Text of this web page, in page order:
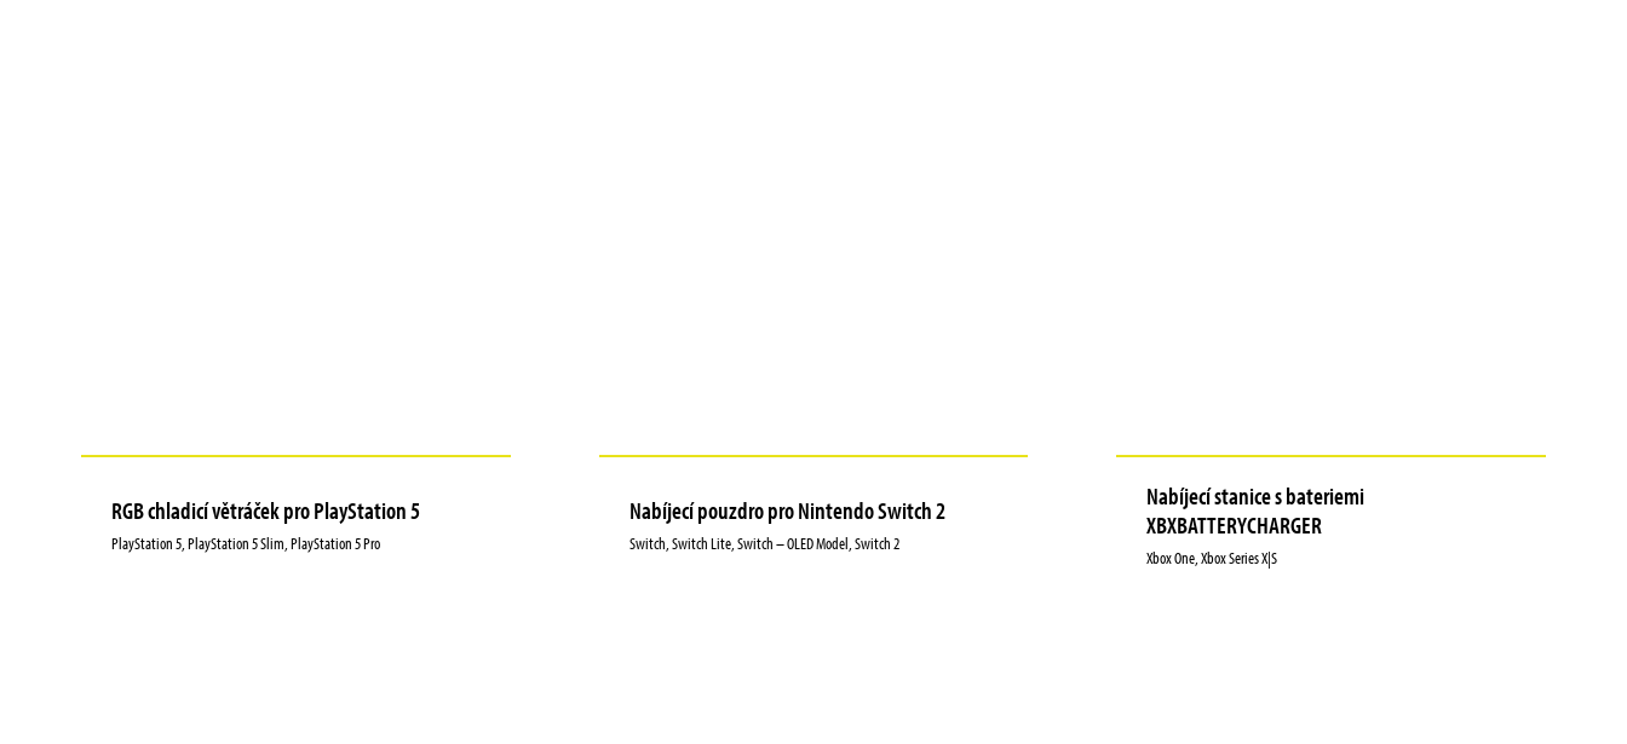
RGB chladicí větráček pro PlayStation 5
PlayStation 5, PlayStation 5 Slim, PlayStation 5 Pro
Nabíjecí pouzdro pro Nintendo Switch 2
Switch, Switch Lite, Switch – OLED Model, Switch 2
Nabíjecí stanice s bateriemi
XBXBATTERYCHARGER
Xbox One, Xbox Series X|S